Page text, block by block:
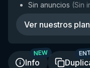
Sin anuncios (Sin
Ver nuestros
Info
NEW